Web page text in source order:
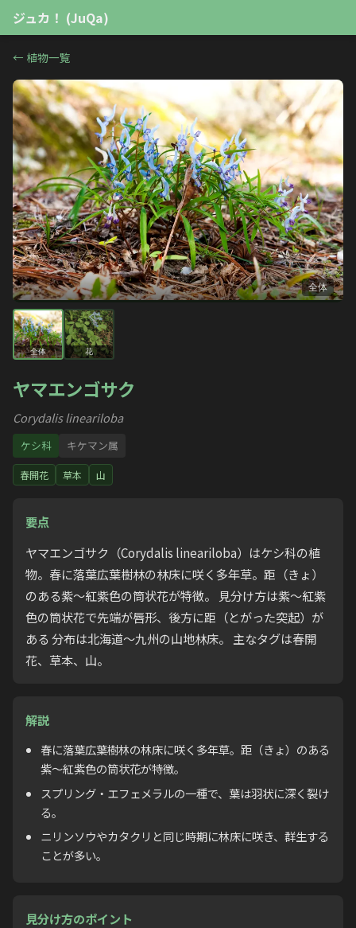
ジュカ！ (JuQa)
← 植物一覧
全体
全体 花
ヤマエンゴサク
Corydalis lineariloba
ケシ科 キケマン属
春開花 草本 山
要点
ヤマエンゴサク（Corydalis lineariloba）はケシ科の植
物。春に落葉広葉樹林の林床に咲く多年草。距（きょ）
のある紫〜紅紫色の筒状花が特徴。 見分け方は紫〜紅紫
色の筒状花で先端が唇形、後方に距（とがった突起）が
ある 分布は北海道〜九州の山地林床。 主なタグは春開
花、草本、山。
解説
春に落葉広葉樹林の林床に咲く多年草。距（きょ）のある
紫〜紅紫色の筒状花が特徴。
スプリング・エフェメラルの一種で、葉は羽状に深く裂け
る。
ニリンソウやカタクリと同じ時期に林床に咲き、群生する
ことが多い。
見分け方のポイント